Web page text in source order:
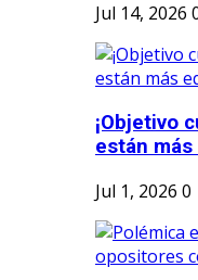
Jul 14, 2026
¡Objetivo
están
Jul 1, 2026 0